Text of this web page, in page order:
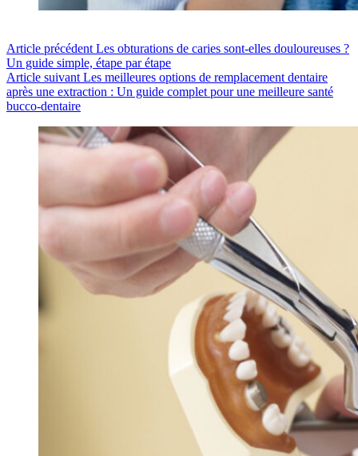
Article précédent Les obturations de caries sont-elles douloureuses ?
Un guide simple, étape par étape
Article suivant Les meilleures options de remplacement dentaire
après une extraction : Un guide complet pour une meilleure santé
bucco-dentaire